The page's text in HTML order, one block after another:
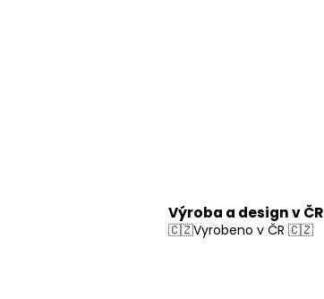
Výroba a design v ČR
🇨🇿Vyrobeno v ČR 🇨🇿